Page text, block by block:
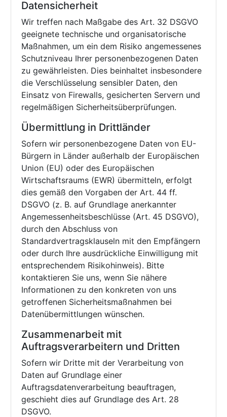
Datensicherheit
Wir treffen nach Maßgabe des Art. 32 DSGVO
geeignete technische und organisatorische
Maßnahmen, um ein dem Risiko angemessenes
Schutzniveau Ihrer personenbezogenen Daten
zu gewährleisten. Dies beinhaltet insbesondere
die Verschlüsselung sensibler Daten, den
Einsatz von Firewalls, gesicherten Servern und
regelmäßigen Sicherheitsüberprüfungen.
Übermittlung in Drittländer
Sofern wir personenbezogene Daten von EU-
Bürgern in Länder außerhalb der Europäischen
Union (EU) oder des Europäischen
Wirtschaftsraums (EWR) übermitteln, erfolgt
dies gemäß den Vorgaben der Art. 44 ff.
DSGVO (z. B. auf Grundlage anerkannter
Angemessenheitsbeschlüsse (Art. 45 DSGVO),
durch den Abschluss von
Standardvertragsklauseln mit den Empfängern
oder durch Ihre ausdrückliche Einwilligung mit
entsprechendem Risikohinweis). Bitte
kontaktieren Sie uns, wenn Sie nähere
Informationen zu den konkreten von uns
getroffenen Sicherheitsmaßnahmen bei
Datenübermittlungen wünschen.
Zusammenarbeit mit
Auftragsverarbeitern und Dritten
Sofern wir Dritte mit der Verarbeitung von
Daten auf Grundlage einer
Auftragsdatenverarbeitung beauftragen,
geschieht dies auf Grundlage des Art. 28
DSGVO.